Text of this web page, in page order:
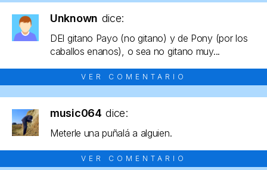
Unknown dice:
DEl gitano Payo (no gitano) y de Pony (por los
caballos enanos), o sea no gitano muy...
VER COMENTARIO
music064 dice:
Meterle una puñalá a alguien.
VER COMENTARIO